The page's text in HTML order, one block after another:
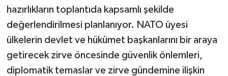
hazırlıkların toplantıda kapsamlı şekilde
değerlendirilmesi planlanıyor. NATO üyesi
ülkelerin devlet ve hükümet başkanlarını bir araya
getirecek zirve öncesinde güvenlik önlemleri,
diplomatik temaslar ve zirve gündemine ilişkin